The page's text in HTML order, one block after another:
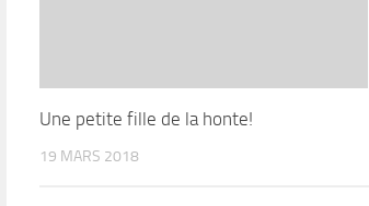
Une petite fille de la honte!
19 MARS 2018